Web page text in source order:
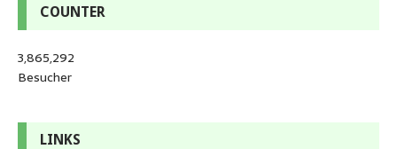
COUNTER
3,865,292
Besucher
LINKS